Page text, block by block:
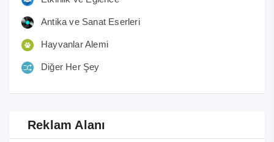
Antika ve Sanat Eserleri
Hayvanlar Alemi
Diğer Her Şey
Reklam Alanı